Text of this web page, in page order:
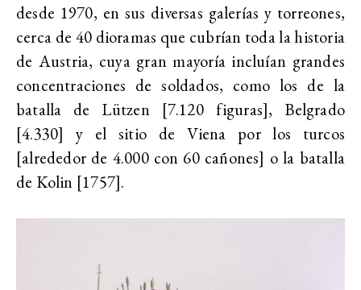
desde 1970, en sus diversas galerías y torreones,
cerca de 40 dioramas que cubrían toda la historia
de Austria, cuya gran mayoría incluían grandes
concentraciones de soldados, como los de la
batalla de Lützen [7.120 figuras], Belgrado
[4.330] y el sitio de Viena por los turcos
[alrededor de 4.000 con 60 cañones] o la batalla
de Kolin [1757].